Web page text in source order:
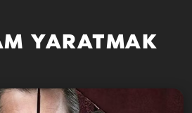
YARATMAK